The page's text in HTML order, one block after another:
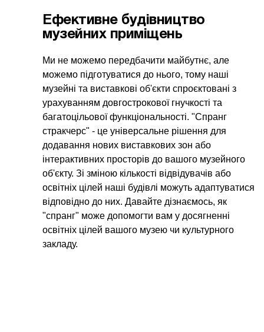
Ефективне будівництво
музейних приміщень
Ми не можемо передбачити майбутнє, але
можемо підготуватися до нього, тому наші
музейні та виставкові об'єкти спроєктовані з
урахуванням довгострокової гнучкості та
багатоцільової функціональності. "Спранг
стракчерс" - це універсальне рішення для
додавання нових виставкових зон або
інтерактивних просторів до вашого музейного
об'єкту. Зі зміною кількості відвідувачів або
освітніх цілей наші будівлі можуть адаптуватися
відповідно до них. Давайте дізнаємось, як
"спранг" може допомогти вам у досягненні
освітніх цілей вашого музею чи культурного
закладу.